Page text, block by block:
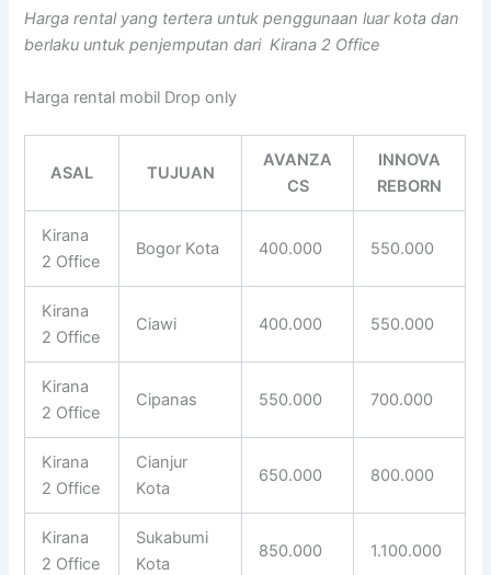
Harga rental yang tertera untuk penggunaan luar kota dan
berlaku untuk penjemputan dari Kirana 2 Office
Harga rental mobil Drop only
ASAL TUJUAN
AVANZA
CS
INNOVA
REBORN
Kirana
2 Office
Bogor Kota 400.000 550.000
Kirana
2 Office
Ciawi 400.000 550.000
Kirana
2 Office
Cipanas 550.000 700.000
Kirana
2 Office
Cianjur
Kota
650.000 800.000
Kirana
2 Office
Sukabumi
Kota
850.000 1.100.000